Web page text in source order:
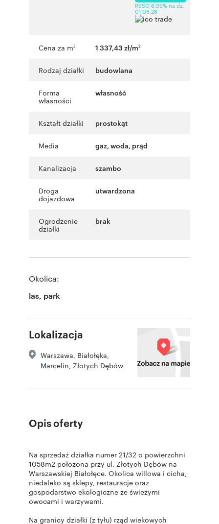
RSSO 6,09% na dz.
01.06.26
Cena za m2 1 337,43 zł/m2
Rodzaj działki budowlana
Forma
własności
własność
Kształt działki prostokąt
Media gaz, woda, prąd
Kanalizacja szambo
Droga
dojazdowa
utwardzona
Ogrodzenie
działki
brak
Okolica:
las, park
Lokalizacja
Warszawa Białołęka
Marcelin Złotych Dębów
Opis oferty
Na sprzedaż działka numer 21/32 o powierzchni
1058m2 położona przy ul. Złotych Dębów na
Warszawskiej Białołęce. Okolica willowa i cicha,
niedaleko są sklepy, restauracje oraz
gospodarstwo ekologiczne ze świeżymi
owocami i warzywami.
Na granicy działki (z tyłu) rząd wiekowych